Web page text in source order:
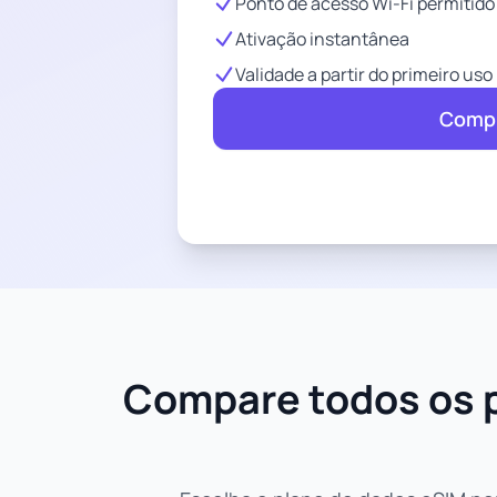
Ativação instantânea
Validade a partir do primeiro uso
Compare todos os